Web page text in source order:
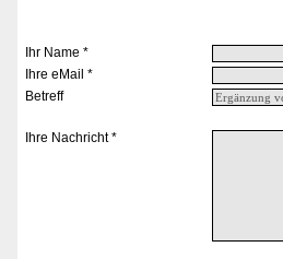
Ihr Name *
Ihre eMail *
Betreff
Ihre Nachricht *